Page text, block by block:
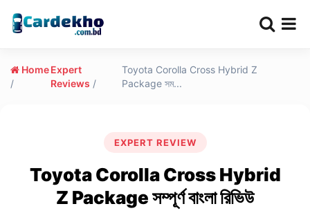
Home
/
Expert
Reviews /
Toyota Corolla Cross Hybrid Z
Package সম...
EXPERT REVIEW
Toyota Corolla Cross Hybrid
Z Package সম্পূর্ণ বাংলা রিভিউ